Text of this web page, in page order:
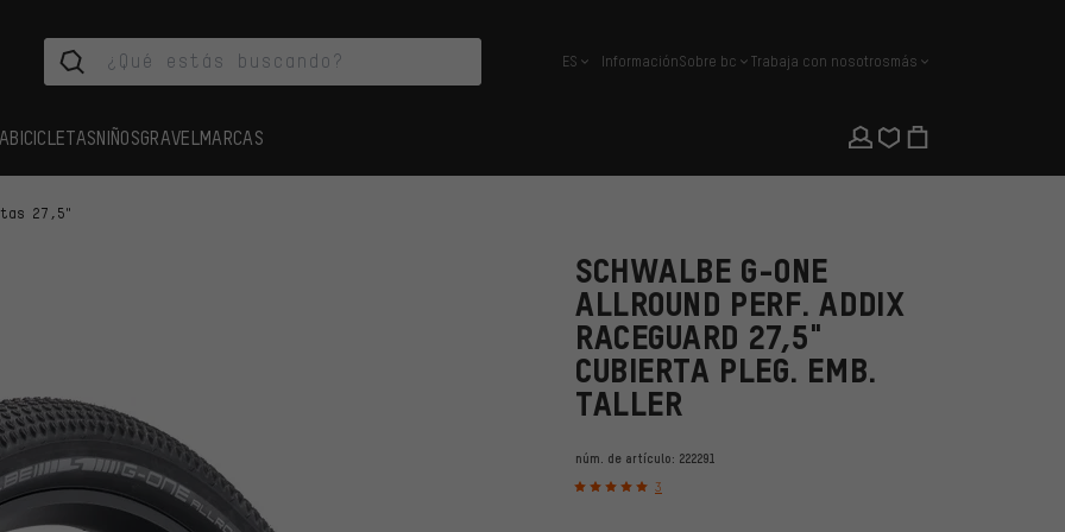
español
ES InformaciónSobre bc Trabaja con nosotrosmás
BICICLETASNIÑOSGRAVEL MARCAS
27,5"
SCHWALBE G-ONE
ALLROUND PERF. ADDIX
RACEGUARD 27,5"
CUBIERTA PLEG. EMB.
TALLER
núm. de artículo: 222291
3